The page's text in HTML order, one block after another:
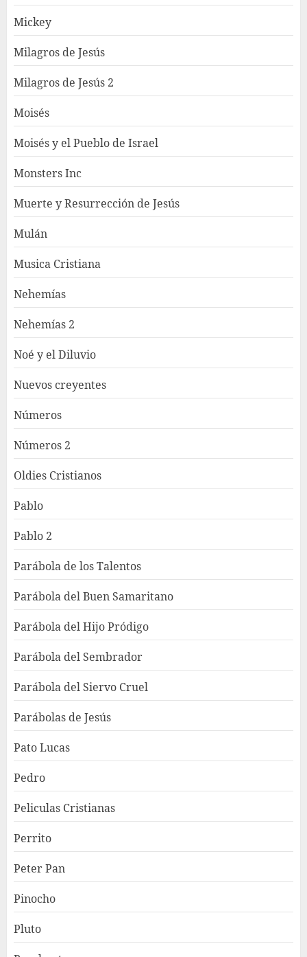
Mickey
Milagros de Jesús
Milagros de Jesús 2
Moisés
Moisés y el Pueblo de Israel
Monsters Inc
Muerte y Resurrección de Jesús
Mulán
Musica Cristiana
Nehemías
Nehemías 2
Noé y el Diluvio
Nuevos creyentes
Números
Números 2
Oldies Cristianos
Pablo
Pablo 2
Parábola de los Talentos
Parábola del Buen Samaritano
Parábola del Hijo Pródigo
Parábola del Sembrador
Parábola del Siervo Cruel
Parábolas de Jesús
Pato Lucas
Pedro
Peliculas Cristianas
Perrito
Peter Pan
Pinocho
Pluto